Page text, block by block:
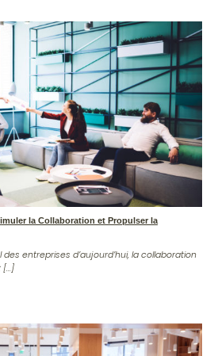
la Collaboration et Propulser la
entreprises d’aujourd’hui, la collaboration